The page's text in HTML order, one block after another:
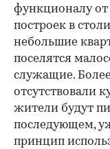
функционалу
построек в
небольшие
поселятся
служащие.
отсутствовали
жители будут
последующем,
принцип